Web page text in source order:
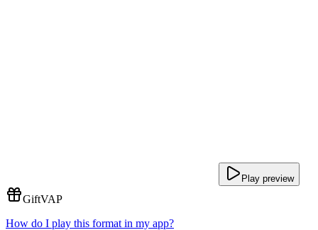
Play preview
GiftVAP
How do I play this format in my app?